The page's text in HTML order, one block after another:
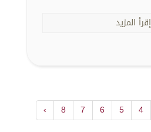
إقرأ المزيد
4
5
6
7
8
›